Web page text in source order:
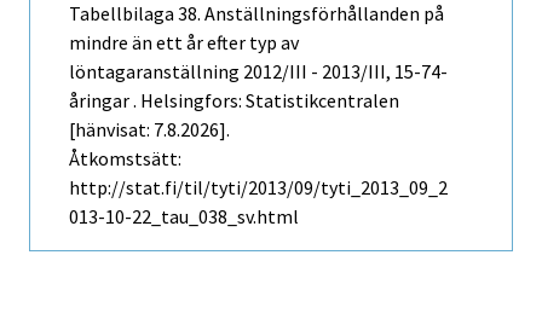
Tabellbilaga 38. Anställningsförhållanden på
mindre än ett år efter typ av
löntagaranställning 2012/III - 2013/III, 15-74-
åringar . Helsingfors: Statistikcentralen
[hänvisat: 7.8.2026].
Åtkomstsätt:
http://stat.fi/til/tyti/2013/09/tyti_2013_09_2
013-10-22_tau_038_sv.html